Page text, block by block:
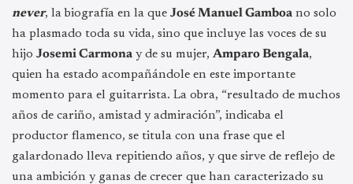
never, la biografía en la que José Manuel Gamboa no solo
ha plasmado toda su vida, sino que incluye las voces de su
hijo Josemi Carmona y de su mujer, Amparo Bengala,
quien ha estado acompañándole en este importante
momento para el guitarrista. La obra, “resultado de muchos
años de cariño, amistad y admiración”, indicaba el
productor flamenco, se titula con una frase que el
galardonado lleva repitiendo años, y que sirve de reflejo de
una ambición y ganas de crecer que han caracterizado su